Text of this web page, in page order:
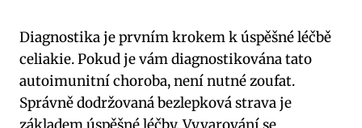
Diagnostika je prvním krokem k úspěšné léčbě
celiakie. Pokud je vám diagnostikována tato
autoimunitní choroba, není nutné zoufat.
Správně dodržovaná bezlepková strava je